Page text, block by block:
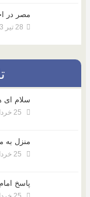
مصر در
28 تیر 03
سلام ای
منزل به
پاسخ